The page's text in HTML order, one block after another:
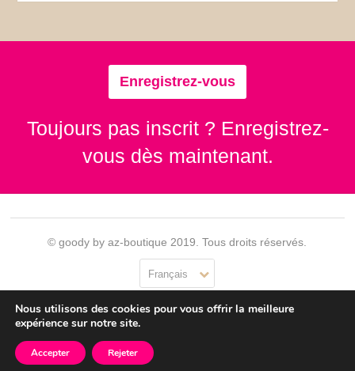
Enregistrez-vous
Toujours pas inscrit ? Enregistrez-
vous dès maintenant.
© goody by az-boutique 2019. Tous droits réservés.
Français
Contact Se connecter Confidentialité CGU
Nous utilisons des cookies pour vous offrir la meilleure
expérience sur notre site.
Accepter Rejeter